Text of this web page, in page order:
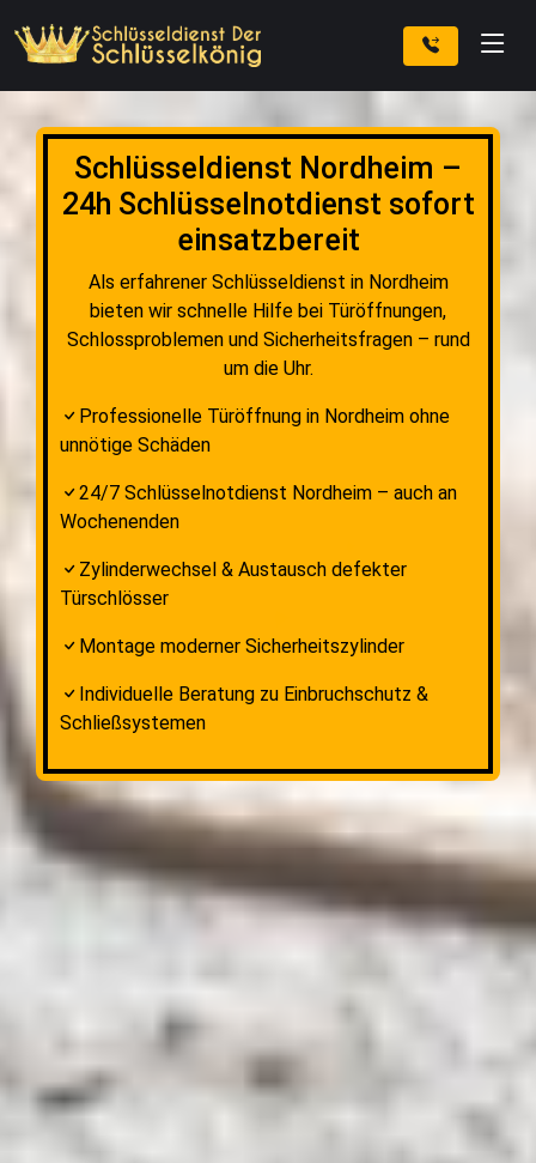
Schlüsseldienst Nordheim –
24h Schlüsselnotdienst sofort
einsatzbereit
Als erfahrener Schlüsseldienst in Nordheim
bieten wir schnelle Hilfe bei Türöffnungen,
Schlossproblemen und Sicherheitsfragen – rund
um die Uhr.
Professionelle Türöffnung in Nordheim ohne
unnötige Schäden
24/7 Schlüsselnotdienst Nordheim – auch an
Wochenenden
Zylinderwechsel & Austausch defekter
Türschlösser
Montage moderner Sicherheitszylinder
Individuelle Beratung zu Einbruchschutz &
Schließsystemen